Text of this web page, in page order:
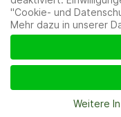
"Cookie- und
Mehr dazu in unserer
Weitere